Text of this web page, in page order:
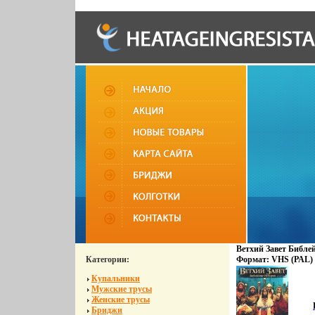
Категории:
Купальники
Мужские трусы
Женские трусы
Бриджи
Ветхий Завет
Формат: VHS (PAL)
Дистрибьютор:
Лицензионные
видеоносителей